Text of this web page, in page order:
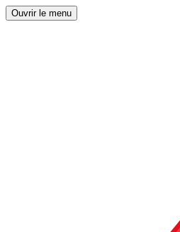
Ouvrir le menu